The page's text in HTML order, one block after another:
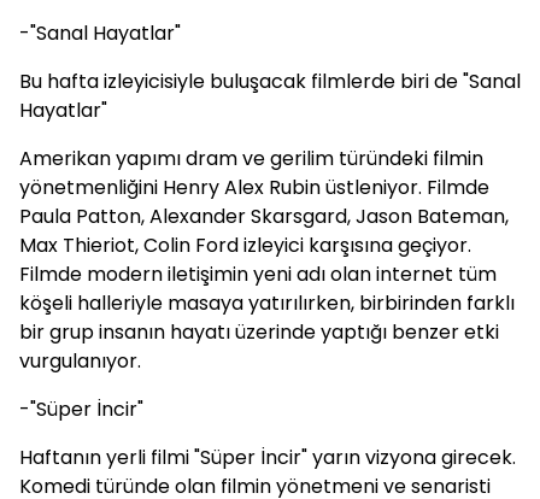
-"Sanal Hayatlar"
Bu hafta izleyicisiyle buluşacak filmlerde biri de "Sanal
Hayatlar"
Amerikan yapımı dram ve gerilim türündeki filmin
yönetmenliğini Henry Alex Rubin üstleniyor. Filmde
Paula Patton, Alexander Skarsgard, Jason Bateman,
Max Thieriot, Colin Ford izleyici karşısına geçiyor.
Filmde modern iletişimin yeni adı olan internet tüm
köşeli halleriyle masaya yatırılırken, birbirinden farklı
bir grup insanın hayatı üzerinde yaptığı benzer etki
vurgulanıyor.
-"Süper İncir"
Haftanın yerli filmi "Süper İncir" yarın vizyona girecek.
Komedi türünde olan filmin yönetmeni ve senaristi